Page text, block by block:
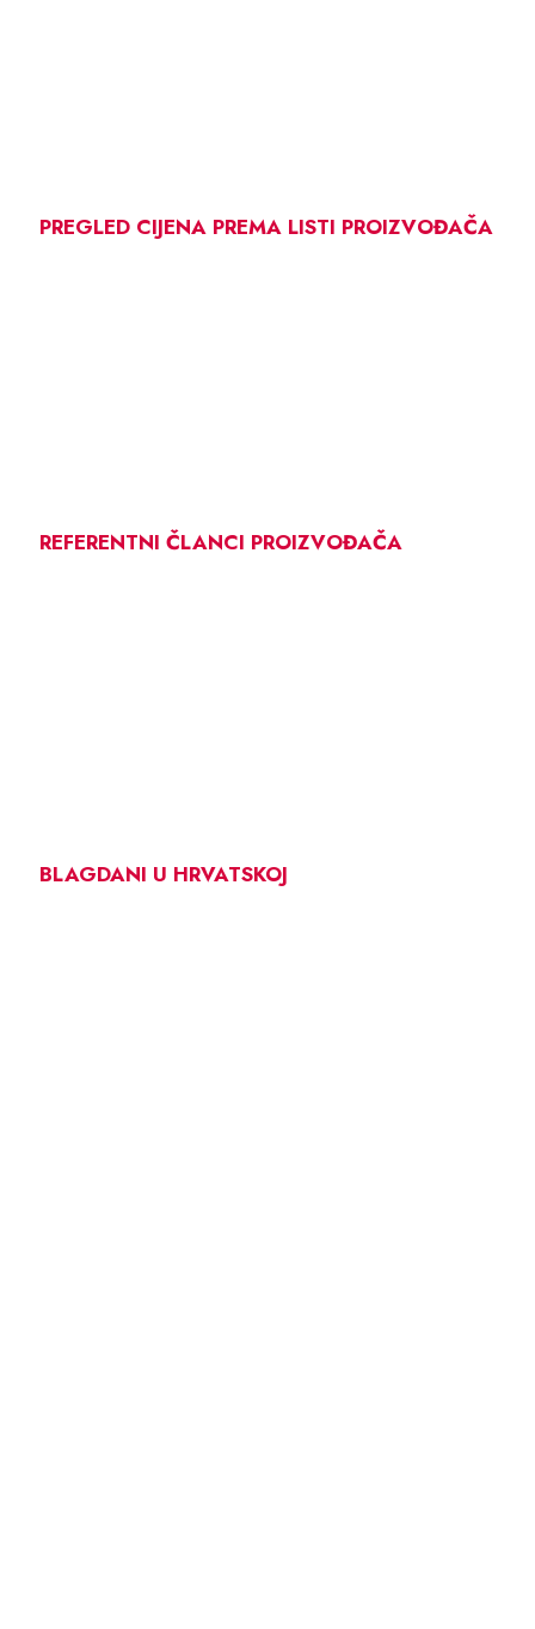
PREGLED CIJENA PREMA LISTI PROIZVOĐAČA
REFERENTNI ČLANCI PROIZVOĐAČA
BLAGDANI U HRVATSKOJ